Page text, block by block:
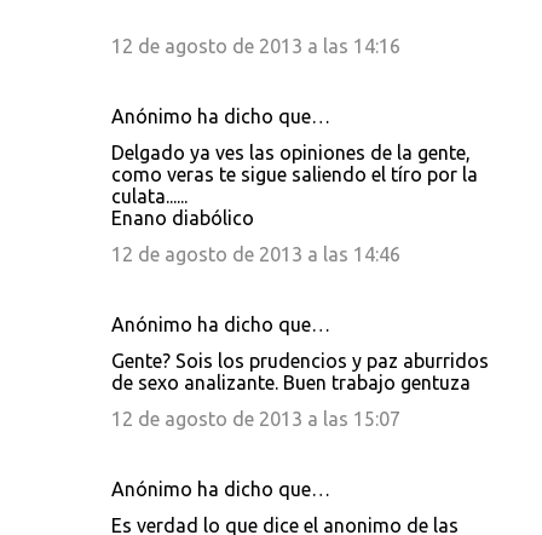
12 de agosto de 2013 a las 14:16
Anónimo ha dicho que…
Delgado ya ves las opiniones de la gente,
como veras te sigue saliendo el tíro por la
culata......
Enano diabólico
12 de agosto de 2013 a las 14:46
Anónimo ha dicho que…
Gente? Sois los prudencios y paz aburridos
de sexo analizante. Buen trabajo gentuza
12 de agosto de 2013 a las 15:07
Anónimo ha dicho que…
Es verdad lo que dice el anonimo de las